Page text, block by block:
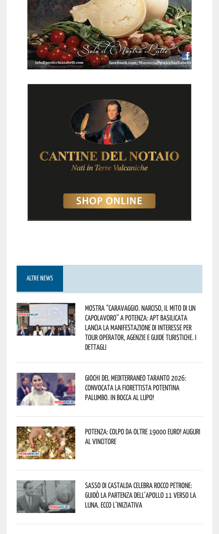
ALTRE NEWS
Mostra “Caravaggio. Narciso, il mito di un
capolavoro” a Potenza: APT Basilicata
lancia la manifestazione di interesse per
Tour Operator, Agenzie e Guide Turistiche. I
dettagli
Giochi del Mediterraneo Taranto 2026:
convocata la fiorettista potentina
Palumbo. In bocca al lupo!
Potenza: colpo da oltre 19000 Euro! Auguri
al vincitore
Sasso di Castalda celebra Rocco Petrone:
guidò la partenza dell’Apollo 11 verso la
Luna. Ecco l’iniziativa